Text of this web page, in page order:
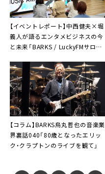
【イベントレポート】中西健夫×堀
義人が語るエンタメビジネスの今
と未来「BARKS / LuckyFMサロン」
【コラム】BARKS烏丸哲也の音楽業
界裏話040「80歳となったエリッ
ク・クラプトンのライブを観て」